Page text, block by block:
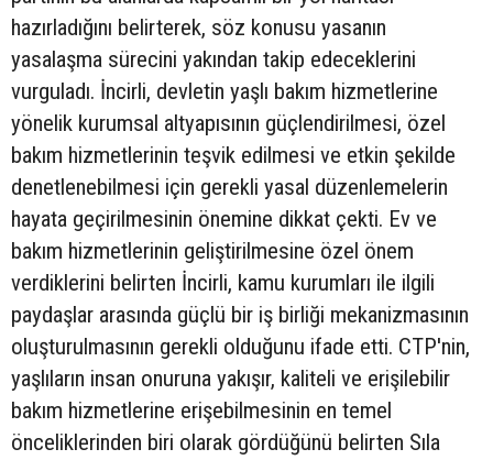
hazırladığını belirterek, söz konusu yasanın
yasalaşma sürecini yakından takip edeceklerini
vurguladı. İncirli, devletin yaşlı bakım hizmetlerine
yönelik kurumsal altyapısının güçlendirilmesi, özel
bakım hizmetlerinin teşvik edilmesi ve etkin şekilde
denetlenebilmesi için gerekli yasal düzenlemelerin
hayata geçirilmesinin önemine dikkat çekti. Ev ve
bakım hizmetlerinin geliştirilmesine özel önem
verdiklerini belirten İncirli, kamu kurumları ile ilgili
paydaşlar arasında güçlü bir iş birliği mekanizmasının
oluşturulmasının gerekli olduğunu ifade etti. CTP'nin,
yaşlıların insan onuruna yakışır, kaliteli ve erişilebilir
bakım hizmetlerine erişebilmesinin en temel
önceliklerinden biri olarak gördüğünü belirten Sıla